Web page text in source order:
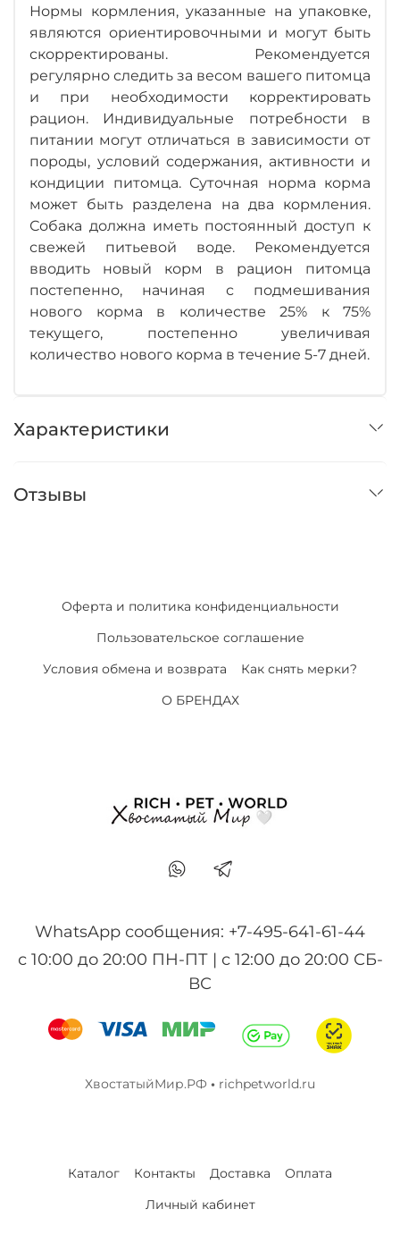
Нормы кормления, указанные на упаковке,
являются ориентировочными и могут быть
скорректированы. Рекомендуется
регулярно следить за весом вашего питомца
и при необходимости корректировать
рацион. Индивидуальные потребности в
питании могут отличаться в зависимости от
породы, условий содержания, активности и
кондиции питомца. Суточная норма корма
может быть разделена на два кормления.
Собака должна иметь постоянный доступ к
свежей питьевой воде. Рекомендуется
вводить новый корм в рацион питомца
постепенно, начиная с подмешивания
нового корма в количестве 25% к 75%
текущего, постепенно увеличивая
количество нового корма в течение 5-7 дней.
Характеристики
Отзывы
Оферта и политика конфиденциальности
Пользовательское соглашение
Условия обмена и возврата
Как снять мерки?
О БРЕНДАХ
WhatsApp сообщения: +7-495-641-61-44
с 10:00 до 20:00 ПН-ПТ | с 12:00 до 20:00 СБ-
ВС
ХвостатыйМир.РФ • richpetworld.ru
Каталог Контакты Доставка
Оплата
Личный кабинет